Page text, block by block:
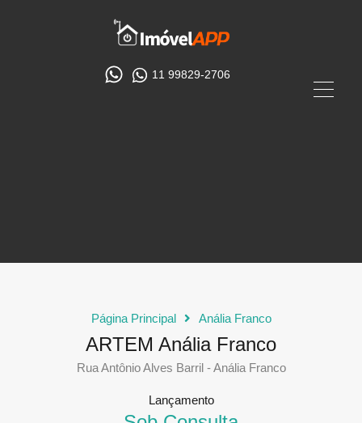
11 99829-2706
Página Principal Anália Franco
ARTEM Anália Franco
Rua Antônio Alves Barril - Anália Franco
Lançamento